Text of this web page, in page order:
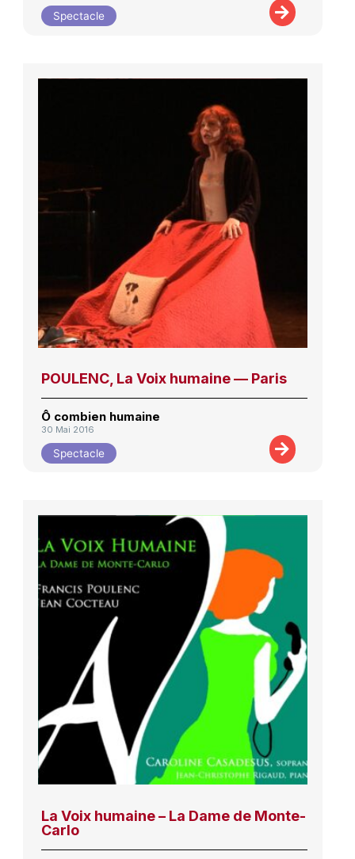
Spectacle
POULENC, La Voix humaine — Paris
Ô combien humaine
30 Mai 2016
Spectacle
La Voix humaine – La Dame de Monte-
Carlo